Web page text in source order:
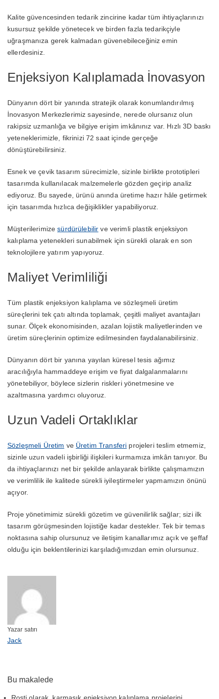
Kalite güvencesinden tedarik zincirine kadar tüm ihtiyaçlarınızı
kusursuz şekilde yönetecek ve birden fazla tedarikçiyle
uğraşmanıza gerek kalmadan güvenebileceğiniz emin
ellerdesiniz.
Enjeksiyon Kalıplamada İnovasyon
Dünyanın dört bir yanında stratejik olarak konumlandırılmış
İnovasyon Merkezlerimiz sayesinde, nerede olursanız olun
rakipsiz uzmanlığa ve bilgiye erişim imkânınız var. Hızlı 3D baskı
yeteneklerimizle, fikrinizi 72 saat içinde gerçeğe
dönüştürebilirsiniz.
Esnek ve çevik tasarım sürecimizle, sizinle birlikte prototipleri
tasarımda kullanılacak malzemelerle gözden geçirip analiz
ediyoruz. Bu sayede, ürünü anında üretime hazır hâle getirmek
için tasarımda hızlıca değişiklikler yapabiliyoruz.
Müşterilerimizesürdürülebilir ve verimli plastik enjeksiyon
kalıplama yetenekleri sunabilmek için sürekli olarak en son
teknolojilere yatırım yapıyoruz.
Maliyet Verimliliği
Tüm plastik enjeksiyon kalıplama ve sözleşmeli üretim
süreçlerini tek çatı altında toplamak, çeşitli maliyet avantajları
sunar. Ölçek ekonomisinden, azalan lojistik maliyetlerinden ve
üretim süreçlerinin optimize edilmesinden faydalanabilirsiniz.
Dünyanın dört bir yanına yayılan küresel tesis ağımız
aracılığıyla hammaddeye erişim ve fiyat dalgalanmalarını
yönetebiliyor, böylece sizlerin riskleri yönetmesine ve
azaltmasına yardımcı oluyoruz.
Uzun Vadeli Ortaklıklar
Sözleşmeli Üretim ve Üretim Transferi projeleri teslim etmemiz,
sizinle uzun vadeli işbirliği ilişkileri kurmamıza imkân tanıyor. Bu
da ihtiyaçlarınızı net bir şekilde anlayarak birlikte çalışmamızın
ve verimlilik ile kalitede sürekli iyileştirmeler yapmamızın önünü
açıyor.
Proje yönetimimiz sürekli gözetim ve güvenilirlik sağlar; sizi ilk
tasarım görüşmesinden lojistiğe kadar destekler. Tek bir temas
noktasına sahip olursunuz ve iletişim kanallarımız açık ve şeffaf
olduğu için beklentilerinizi karşıladığımızdan emin olursunuz.
Yazar satırı
Jack
Bu makalede
Rosti olarak, karmaşık enjeksiyon kalıplama projelerini